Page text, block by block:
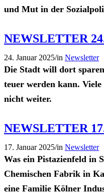
und Mut in der
NEWSLETTER
24. Januar 2025/in Newsletter
Die Stadt will dort
teuer werden kann.
nicht weiter.
NEWSLETTER
17. Januar 2025/in Newsletter
Was ein Pistazienfeld in
Chemischen Fabrik in
eine Familie Kölner